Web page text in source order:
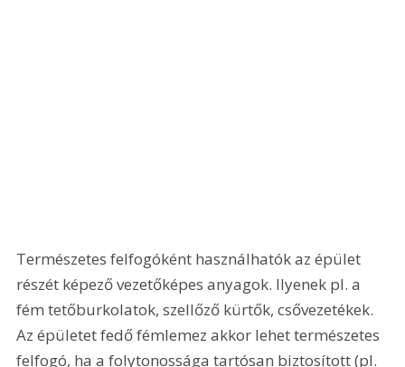
Természetes felfogóként használhatók az épület
részét képező vezetőképes anyagok. Ilyenek pl. a
fém tetőburkolatok, szellőző kürtők, csővezetékek.
Az épületet fedő fémlemez akkor lehet természetes
felfogó, ha a folytonossága tartósan biztosított (pl.